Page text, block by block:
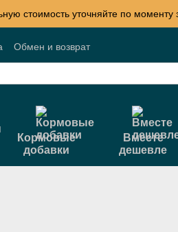
стоимость уточняйте по моменту
Обмен и возврат
Кормовые
добавки
Вместе
дешевле